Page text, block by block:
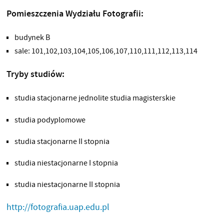
Pomieszczenia Wydziału Fotografii:
budynek B
sale: 101,102,103,104,105,106,107,110,111,112,113,114
Tryby studiów:
studia stacjonarne jednolite studia magisterskie
studia podyplomowe
studia stacjonarne II stopnia
studia niestacjonarne I stopnia
studia niestacjonarne II stopnia
http://fotografia.uap.edu.pl